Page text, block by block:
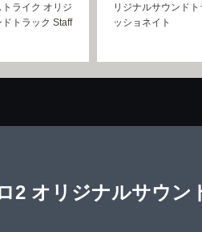
トライク オリジ
トラック Staff
リジナルサウンド
ッショネイト
2 オリジナルサウ